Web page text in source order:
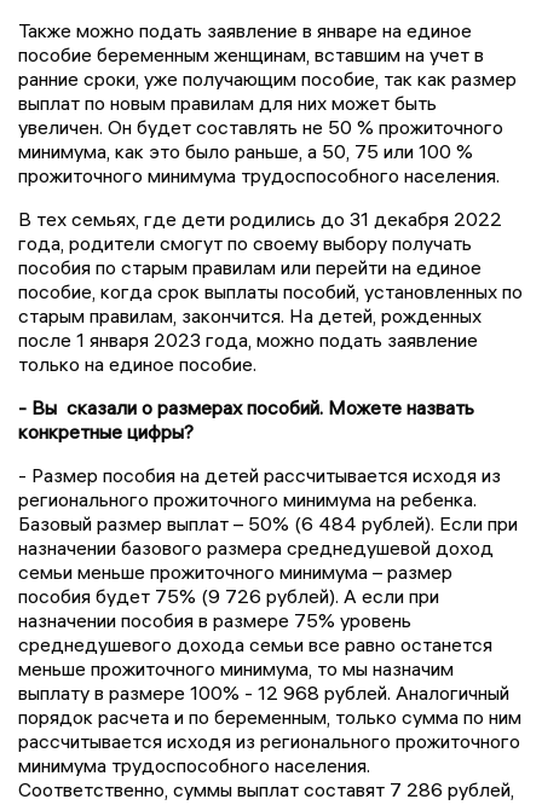
Также можно подать заявление в январе на единое
пособие беременным женщинам, вставшим на учет в
ранние сроки, уже получающим пособие, так как размер
выплат по новым правилам для них может быть
увеличен. Он будет составлять не 50 % прожиточного
минимума, как это было раньше, а 50, 75 или 100 %
прожиточного минимума трудоспособного населения.
В тех семьях, где дети родились до 31 декабря 2022
года, родители смогут по своему выбору получать
пособия по старым правилам или перейти на единое
пособие, когда срок выплаты пособий, установленных по
старым правилам, закончится. На детей, рожденных
после 1 января 2023 года, можно подать заявление
только на единое пособие.
- Вы сказали о размерах пособий. Можете назвать
конкретные цифры?
- Размер пособия на детей рассчитывается исходя из
регионального прожиточного минимума на ребенка.
Базовый размер выплат – 50% (6 484 рублей). Если при
назначении базового размера среднедушевой доход
семьи меньше прожиточного минимума – размер
пособия будет 75% (9 726 рублей). А если при
назначении пособия в размере 75% уровень
среднедушевого дохода семьи все равно останется
меньше прожиточного минимума, то мы назначим
выплату в размере 100% - 12 968 рублей. Аналогичный
порядок расчета и по беременным, только сумма по ним
рассчитывается исходя из регионального прожиточного
минимума трудоспособного населения.
Соответственно, суммы выплат составят 7 286 рублей,